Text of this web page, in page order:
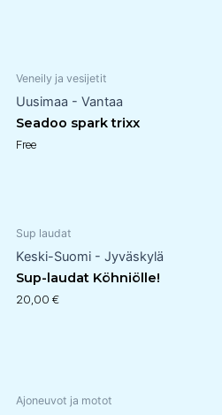
Veneily ja vesijetit
Uusimaa - Vantaa
Seadoo spark trixx
Free
Sup laudat
Keski-Suomi - Jyväskylä
Sup-laudat Köhniölle!
20,00 €
Ajoneuvot ja motot